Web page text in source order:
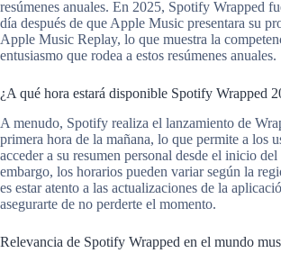
resúmenes anuales. En 2025, Spotify Wrapped
día después de que Apple Music presentara su
Apple Music Replay, lo que muestra la
entusiasmo que rodea a estos resúmenes anuales.
¿A qué hora estará disponible Spotify Wrapped
A menudo, Spotify realiza el lanzamiento de
primera hora de la mañana, lo que permite a los
acceder a su resumen personal desde el inicio
embargo, los horarios pueden variar según la
es estar atento a las actualizaciones de la
asegurarte de no perderte el momento.
Relevancia de Spotify Wrapped en el mundo